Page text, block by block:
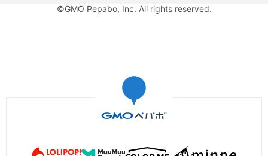
©GMO Pepabo, Inc. All rights reserved.